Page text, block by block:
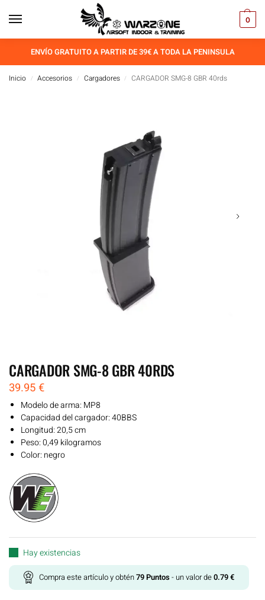
0
ENVÍO GRATUITO A PARTIR DE 39€ A TODA LA PENINSULA
Inicio / Accesorios / Cargadores / CARGADOR SMG-8 GBR 40rds
CARGADOR SMG-8 GBR 40RDS
39.95€
Modelo de arma: MP8
Capacidad del cargador: 40BBS
Longitud: 20,5 cm
Peso: 0,49 kilogramos
Color: negro
Hay existencias
Compra este artículo y obtén79Puntos - un valor de0.79€